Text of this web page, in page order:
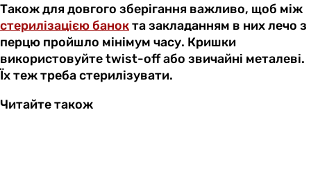
Також для довгого зберігання важливо, щоб між
стерилізацією банокта закладанням в них лечо з
перцю пройшло мінімум часу. Кришки
використовуйте twist-off або звичайні металеві.
Їх теж треба стерилізувати.
Читайте також